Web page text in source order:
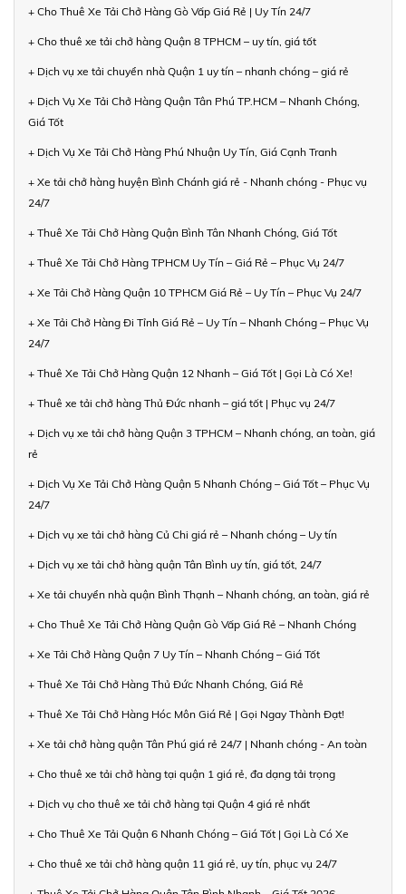
+ Cho Thuê Xe Tải Chở Hàng Gò Vấp Giá Rẻ | Uy Tín 24/7
+ Cho thuê xe tải chở hàng Quận 8 TPHCM – uy tín, giá tốt
+ Dịch vụ xe tải chuyển nhà Quận 1 uy tín – nhanh chóng – giá rẻ
+ Dịch Vụ Xe Tải Chở Hàng Quận Tân Phú TP.HCM – Nhanh Chóng,
Giá Tốt
+ Dịch Vụ Xe Tải Chở Hàng Phú Nhuận Uy Tín, Giá Cạnh Tranh
+ Xe tải chở hàng huyện Bình Chánh giá rẻ - Nhanh chóng - Phục vụ
24/7
+ Thuê Xe Tải Chở Hàng Quận Bình Tân Nhanh Chóng, Giá Tốt
+ Thuê Xe Tải Chở Hàng TPHCM Uy Tín – Giá Rẻ – Phục Vụ 24/7
+ Xe Tải Chở Hàng Quận 10 TPHCM Giá Rẻ – Uy Tín – Phục Vụ 24/7
+ Xe Tải Chở Hàng Đi Tỉnh Giá Rẻ – Uy Tín – Nhanh Chóng – Phục Vụ
24/7
+ Thuê Xe Tải Chở Hàng Quận 12 Nhanh – Giá Tốt | Gọi Là Có Xe!
+ Thuê xe tải chở hàng Thủ Đức nhanh – giá tốt | Phục vụ 24/7
+ Dịch vụ xe tải chở hàng Quận 3 TPHCM – Nhanh chóng, an toàn, giá
rẻ
+ Dịch Vụ Xe Tải Chở Hàng Quận 5 Nhanh Chóng – Giá Tốt – Phục Vụ
24/7
+ Dịch vụ xe tải chở hàng Củ Chi giá rẻ – Nhanh chóng – Uy tín
+ Dịch vụ xe tải chở hàng quận Tân Bình uy tín, giá tốt, 24/7
+ Xe tải chuyển nhà quận Bình Thạnh – Nhanh chóng, an toàn, giá rẻ
+ Cho Thuê Xe Tải Chở Hàng Quận Gò Vấp Giá Rẻ – Nhanh Chóng
+ Xe Tải Chở Hàng Quận 7 Uy Tín – Nhanh Chóng – Giá Tốt
+ Thuê Xe Tải Chở Hàng Thủ Đức Nhanh Chóng, Giá Rẻ
+ Thuê Xe Tải Chở Hàng Hóc Môn Giá Rẻ | Gọi Ngay Thành Đạt!
+ Xe tải chở hàng quận Tân Phú giá rẻ 24/7 | Nhanh chóng - An toàn
+ Cho thuê xe tải chở hàng tại quận 1 giá rẻ, đa dạng tải trọng
+ Dịch vụ cho thuê xe tải chở hàng tại Quận 4 giá rẻ nhất
+ Cho Thuê Xe Tải Quận 6 Nhanh Chóng – Giá Tốt | Gọi Là Có Xe
+ Cho thuê xe tải chở hàng quận 11 giá rẻ, uy tín, phục vụ 24/7